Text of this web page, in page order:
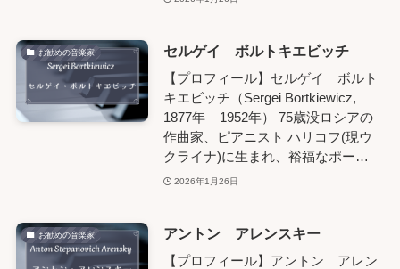
お勧めの音楽家 セルゲイ ボルトキエビッチ
【プロフィール】セルゲイ ボルト
キエビッチ（Sergei Bortkiewicz,
1877年 – 1952年） 75歳没ロシアの
作曲家、ピアニスト ハリコフ(現ウ
クライナ)に生まれ、裕福なポー…
2026年1月26日
お勧めの音楽家 アントン アレンスキー
【プロフィール】アントン アレン